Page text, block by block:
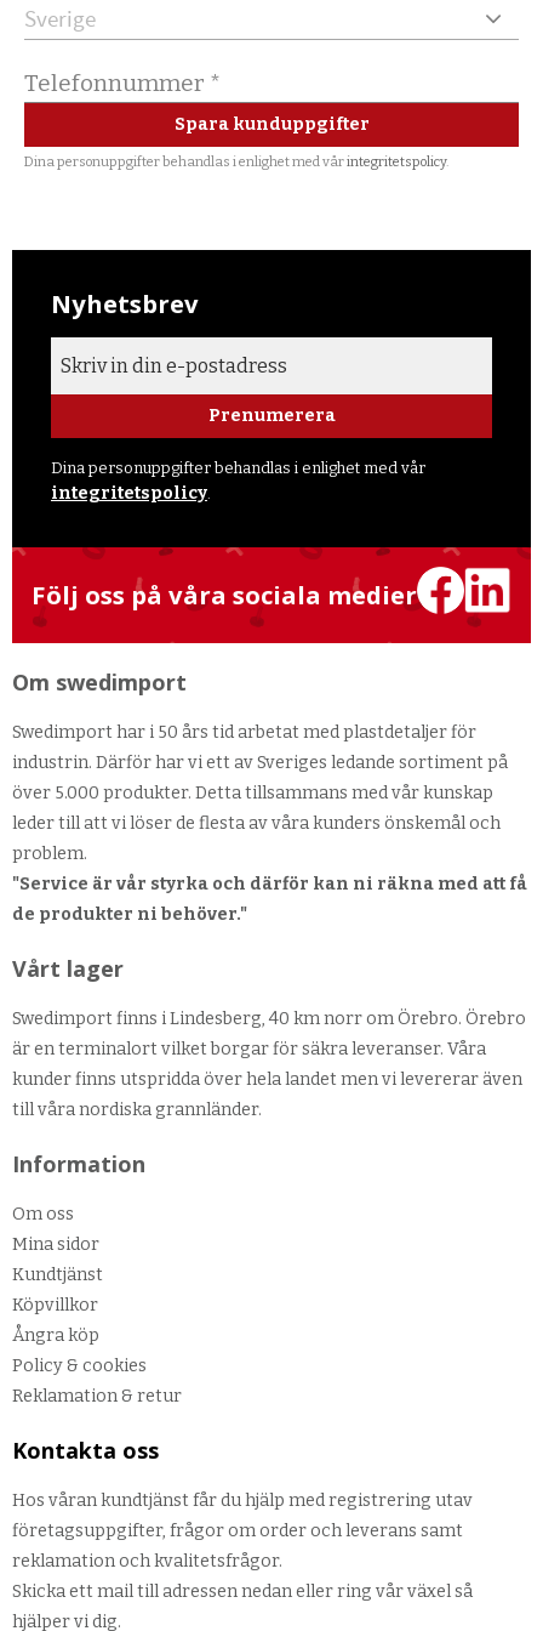
Spara kunduppgifter
Dina personuppgifter behandlas i enlighet med vårintegritetspolicy.
Nyhetsbrev
Prenumerera
Dina personuppgifter behandlas i enlighet med vår
integritetspolicy
Följ oss på våra sociala medier
Om swedimport
Swedimport har i 50 års tid arbetat med plastdetaljer för
industrin. Därför har vi ett av Sveriges ledande sortiment på
över 5.000 produkter. Detta tillsammans med vår kunskap
leder till att vi löser de flesta av våra kunders önskemål och
problem.
"Service är vår styrka och därför kan ni räkna med att få
de produkter ni behöver."
Vårt lager
Swedimport finns i Lindesberg, 40 km norr om Örebro. Örebro
är en terminalort vilket borgar för säkra leveranser. Våra
kunder finns utspridda över hela landet men vi levererar även
till våra nordiska grannländer.
Information
Om oss
Mina sidor
Kundtjänst
Köpvillkor
Ångra köp
Policy & cookies
Reklamation & retur
Kontakta oss
Hos våran kundtjänst får du hjälp med registrering utav
företagsuppgifter, frågor om order och leverans samt
reklamation och kvalitetsfrågor.
Skicka ett mail till adressen nedan eller ring vår växel så
hjälper vi dig.